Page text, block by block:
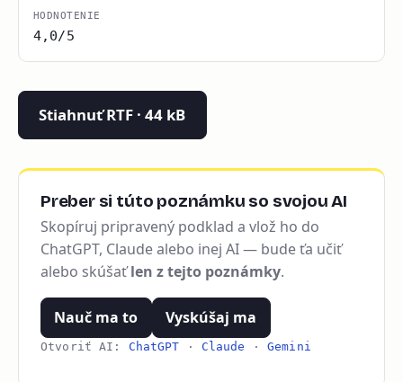
HODNOTENIE
4,0/5
Stiahnuť RTF · 44 kB
Preber si túto poznámku so svojou AI
Skopíruj pripravený podklad a vlož ho do
ChatGPT, Claude alebo inej AI — bude ťa učiť
alebo skúšaťlen z tejto poznámky.
Nauč ma to Vyskúšaj ma
Otvoriť AI: ChatGPT · Claude ·Gemini